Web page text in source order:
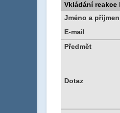
Vkládání reakce
Jméno a
E-mail
Předmět
Dotaz